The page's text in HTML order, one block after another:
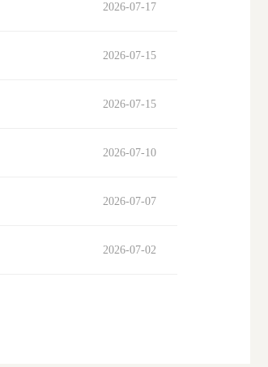
2026-07-17
2026-07-15
2026-07-15
2026-07-10
2026-07-07
2026-07-02